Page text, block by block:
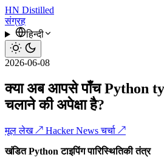
HN Distilled
संग्रह
हिन्दी
2026-06-08
क्या अब आपसे पाँच Python
चलाने की अपेक्षा है?
मूल लेख ↗ Hacker News चर्चा ↗
खंडित Python टाइपिंग पारिस्थितिकी तंत्र